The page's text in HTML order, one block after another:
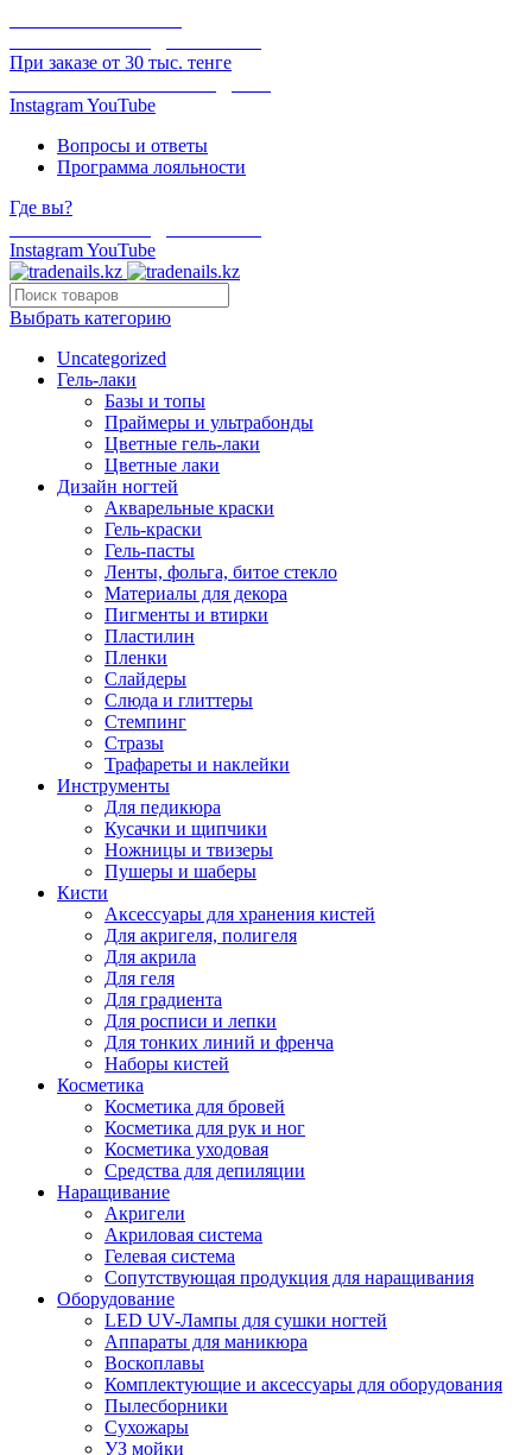
При заказе от 30 тыс. тенге
InstagramYouTube
Вопросы и ответы
Программа лояльности
Где вы?
InstagramYouTube
Выбрать категорию
Uncategorized
Гель-лаки
Базы и топы
Праймеры и ультрабонды
Цветные гель-лаки
Цветные лаки
Дизайн ногтей
Акварельные краски
Гель-краски
Гель-пасты
Ленты, фольга, битое стекло
Материалы для декора
Пигменты и втирки
Пластилин
Пленки
Слайдеры
Слюда и глиттеры
Стемпинг
Стразы
Трафареты и наклейки
Инструменты
Для педикюра
Кусачки и щипчики
Ножницы и твизеры
Пушеры и шаберы
Кисти
Аксессуары для хранения кистей
Для акригеля, полигеля
Для акрила
Для геля
Для градиента
Для росписи и лепки
Для тонких линий и френча
Наборы кистей
Косметика
Косметика для бровей
Косметика для рук и ног
Косметика уходовая
Средства для депиляции
Наращивание
Акригели
Акриловая система
Гелевая система
Сопутствующая продукция для наращивания
Оборудование
LED UV-Лампы для сушки ногтей
Аппараты для маникюра
Воскоплавы
Комплектующие и аксессуары для оборудования
Пылесборники
Сухожары
УЗ мойки